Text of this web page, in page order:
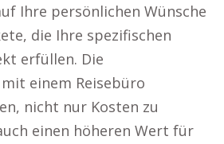
Ihre persönlichen Wünsche
die Ihre spezifischen
erfüllen. Die
einem Reisebüro
nicht nur Kosten zu
einen höheren Wert für